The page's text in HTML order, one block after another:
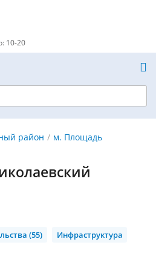
10-20
район
м. Площадь
(55)
Инфраструктура